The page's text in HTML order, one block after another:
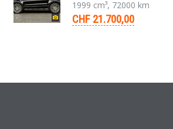
1999 cm³, 72000 km
CHF 21.700,00